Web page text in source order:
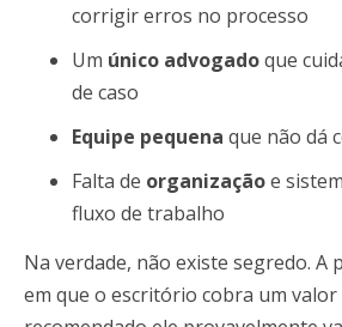
corrigir erros no processo
Um único advogadoque
de caso
Equipe pequena que não dá
Falta de organizaçãoe
fluxo de trabalho
Na verdade, não existe segredo.
em que o escritório cobra um